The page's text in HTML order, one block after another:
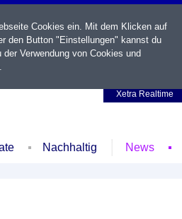
Xetra Realtime
Nachhaltig News
Cookies ein. Mit dem Klicken auf
den Button "Einstellungen" kannst du
Verwendung von Cookies und
.